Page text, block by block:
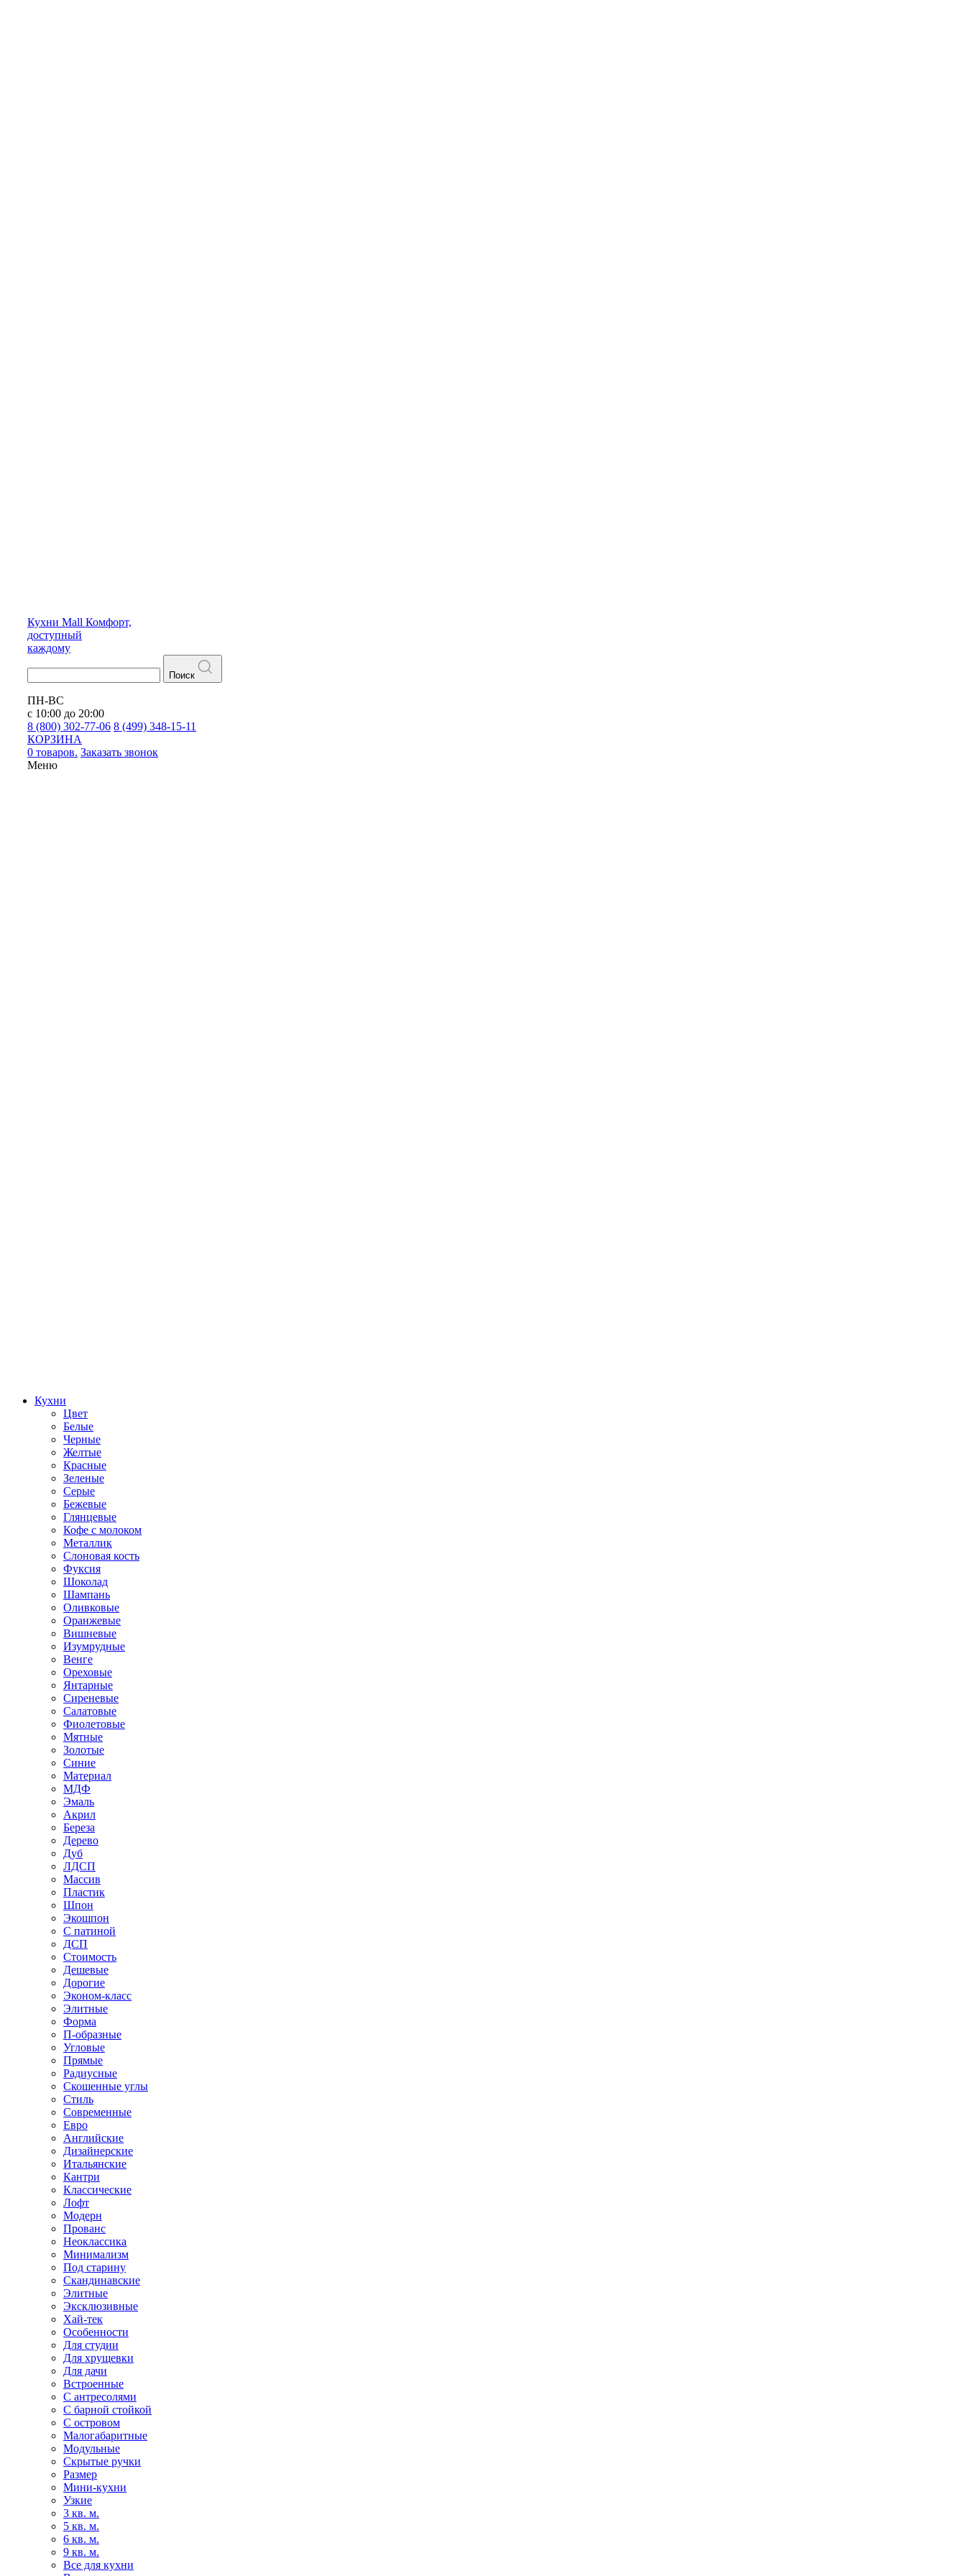
Кухни Mall Комфорт,
доступный
каждому
Поиск
ПН-ВС
с 10:00 до 20:00
8 (800) 302-77-06 8 (499) 348-15-11
КОРЗИНА
0 товаров. Заказать звонок
Меню
Кухни
Цвет
Белые
Черные
Желтые
Красные
Зеленые
Серые
Бежевые
Глянцевые
Кофе с молоком
Металлик
Слоновая кость
Фуксия
Шоколад
Шампань
Оливковые
Оранжевые
Вишневые
Изумрудные
Венге
Ореховые
Янтарные
Сиреневые
Салатовые
Фиолетовые
Мятные
Золотые
Синие
Материал
МДФ
Эмаль
Акрил
Береза
Дерево
Дуб
ЛДСП
Массив
Пластик
Шпон
Экошпон
С патиной
ДСП
Стоимость
Дешевые
Дорогие
Эконом-класс
Элитные
Форма
П-образные
Угловые
Прямые
Радиусные
Скошенные углы
Стиль
Современные
Евро
Английские
Дизайнерские
Итальянские
Кантри
Классические
Лофт
Модерн
Прованс
Неоклассика
Минимализм
Под старину
Скандинавские
Элитные
Эксклюзивные
Хай-тек
Особенности
Для студии
Для хрущевки
Для дачи
Встроенные
С антресолями
С барной стойкой
С островом
Малогабаритные
Модульные
Скрытые ручки
Размер
Мини-кухни
Узкие
3 кв. м.
5 кв. м.
6 кв. м.
9 кв. м.
Все для кухни